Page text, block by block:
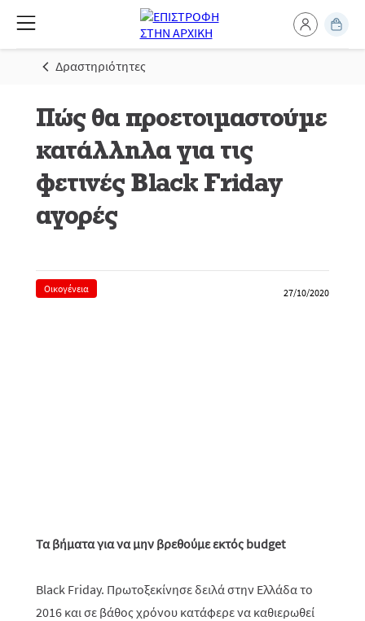
Δραστηριότητες
Πώς θα προετοιμαστούμε
κατάλληλα για τις
φετινές Black Friday
αγορές
Οικογένεια 27/10/2020
Τα βήματα για να μην βρεθούμε εκτός budget
Black Friday. Πρωτοξεκίνησε δειλά στην Ελλάδα το
2016 και σε βάθος χρόνου κατάφερε να καθιερωθεί